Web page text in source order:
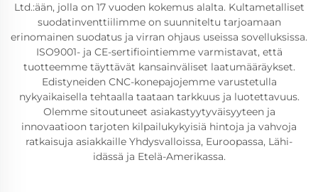
Ltd.:ään, jolla on 17 vuoden kokemus alalta. Kultametalliset
suodatinventtiilimme on suunniteltu tarjoamaan
erinomainen suodatus ja virran ohjaus useissa sovelluksissa.
ISO9001- ja CE-sertifiointiemme varmistavat, että
tuotteemme täyttävät kansainväliset laatumääräykset.
Edistyneiden CNC-konepajojemme varustetulla
nykyaikaisella tehtaalla taataan tarkkuus ja luotettavuus.
Olemme sitoutuneet asiakastyytyväisyyteen ja
innovaatioon tarjoten kilpailukykyisiä hintoja ja vahvoja
ratkaisuja asiakkaille Yhdysvalloissa, Euroopassa, Lähi-
idässä ja Etelä-Amerikassa.